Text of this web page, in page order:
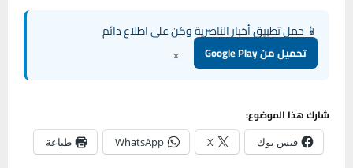
📱 حمل تطبيق أخبار الناصرية وكن على اطلاع دائم
تحميل من Google Play ×
شارك هذا الموضوع:
فيس بوك X
WhatsApp طباعة